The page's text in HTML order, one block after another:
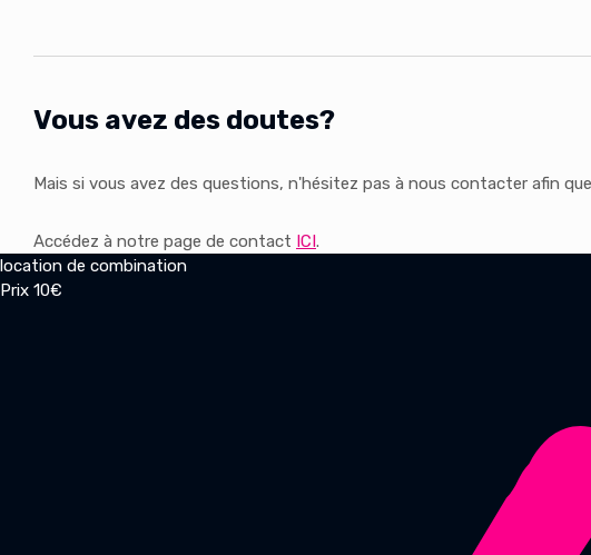
Vous avez des doutes?
Mais si vous avez des questions, n'hésitez pas à nous contacter afin
Accédez à notre page de contact ICI.
location de combination
Prix 10€